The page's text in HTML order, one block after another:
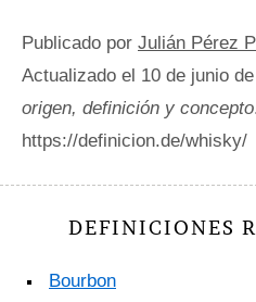
Publicado por Julián Pérez
Actualizado el 10 de junio
origen, definición y concepto
https://definicion.de/whisky/
DEFINICIONES
Bourbon